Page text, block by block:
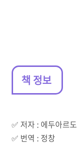
책 정보
✅️ 저자 : 에두아르
✅️ 번역 : 정창